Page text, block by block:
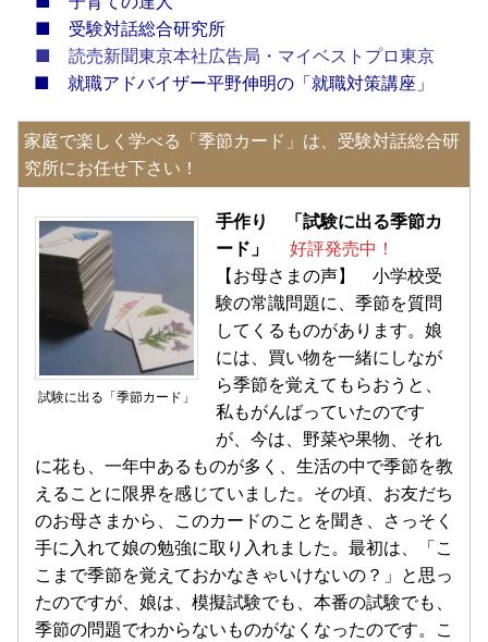
■ 受験対話総合研究所
■ 読売新聞東京本社広告局・マイベストプロ東京
■ 就職アドバイザー平野伸明の「就職対策講座」
家庭で楽しく学べる「季節カード」は、受験対話総合研
究所にお任せ下さい！
試験に出る「季節カード」
手作り 「試験に出る季節カ
ード」 好評発売中！
【お母さまの声】 小学校受
験の常識問題に、季節を質問
してくるものがあります。娘
には、買い物を一緒にしなが
ら季節を覚えてもらおうと、
私もがんばっていたのです
が、今は、野菜や果物、それ
に花も、一年中あるものが多く、生活の中で季節を教
えることに限界を感じていました。その頃、お友だち
のお母さまから、このカードのことを聞き、さっそく
手に入れて娘の勉強に取り入れました。最初は、「こ
こまで季節を覚えておかなきゃいけないの？」と思っ
たのですが、娘は、模擬試験でも、本番の試験でも、
季節の問題でわからないものがなくなったのです。こ